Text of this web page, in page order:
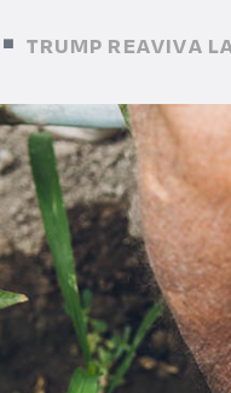
TRUMP REAVIVA